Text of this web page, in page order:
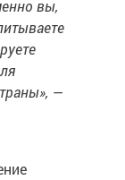
вы,
—